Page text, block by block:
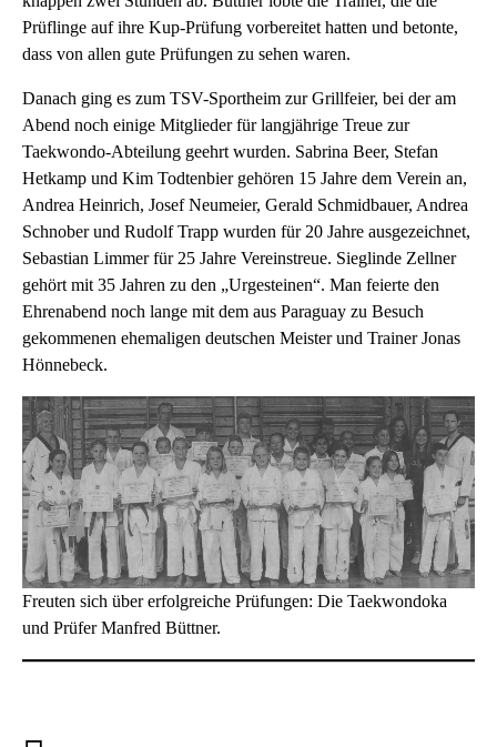
Prüflinge auf ihre Kup-Prüfung vorbereitet hatten und betonte,
dass von allen gute Prüfungen zu sehen waren.
Danach ging es zum TSV-Sportheim zur Grillfeier, bei der am
Abend noch einige Mitglieder für langjährige Treue zur
Taekwondo-Abteilung geehrt wurden. Sabrina Beer, Stefan
Hetkamp und Kim Todtenbier gehören 15 Jahre dem Verein an,
Andrea Heinrich, Josef Neumeier, Gerald Schmidbauer, Andrea
Schnober und Rudolf Trapp wurden für 20 Jahre ausgezeichnet,
Sebastian Limmer für 25 Jahre Vereinstreue. Sieglinde Zellner
gehört mit 35 Jahren zu den „Urgesteinen“. Man feierte den
Ehrenabend noch lange mit dem aus Paraguay zu Besuch
gekommenen ehemaligen deutschen Meister und Trainer Jonas
Hönnebeck.
Freuten sich über erfolgreiche Prüfungen: Die Taekwondoka
und Prüfer Manfred Büttner.